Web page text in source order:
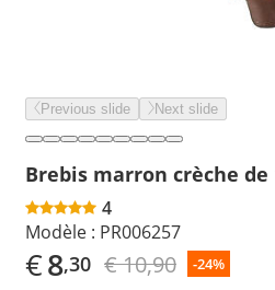
Previous slide Next slide
Brebis marron crèche de
4
Modèle : PR006257
€8,30 € 10,90 -24%